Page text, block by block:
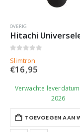
OVERIG
Slimtron
€16,95
Verwachte
2026
TOEVOEGEN AAN